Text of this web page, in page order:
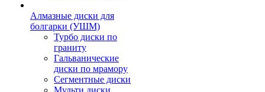
Алмазные диски для
болгарки (УШМ)
Турбо диски по
граниту
Гальванические
диски по мрамору
Сегментные диски
Мульти диски